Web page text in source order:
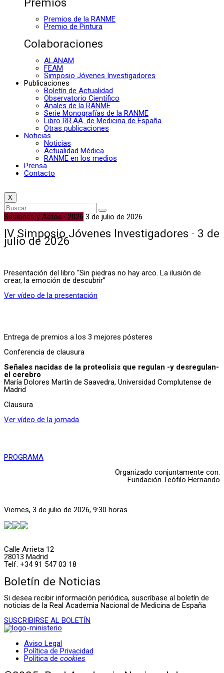
Premios de la RANME
Premio de Pintura
Colaboraciones
ALANAM
FEAM
Simposio Jóvenes Investigadores
Publicaciones
Boletín de Actualidad
Observatorio Científico
Anales de la RANME
Serie Monografías de la RANME
Libro RR.AA. de Medicina de España
Otras publicaciones
Noticias
Noticias
Actualidad Médica
RANME en los medios
Prensa
Contacto
X
Sesiones y Actos · 2026 3 de julio de 2026
IV Simposio Jóvenes Investigadores · 3 de
julio de 2026
Presentación del libro “Sin piedras no hay arco. La ilusión de
crear, la emoción de descubrir”
Ver vídeo de la presentación
Entrega de premios a los 3 mejores pósteres
Conferencia de clausura
Señales nacidas de la proteolisis que regulan -y desregulan-
el cerebro
María Dolores Martín de Saavedra, Universidad Complutense de
Madrid
Clausura
Ver vídeo de la jornada
PROGRAMA
Organizado conjuntamente con:
Fundación Teófilo Hernando
Viernes, 3 de julio de 2026, 9:30 horas
Calle Arrieta 12
28013 Madrid
Telf. +34 91 547 03 18
Boletín de Noticias
Si desea recibir información periódica, suscríbase al boletín de
noticias de la Real Academia Nacional de Medicina de España
SUSCRIBIRSE AL BOLETÍN
Aviso Legal
Política de Privacidad
Política de cookies